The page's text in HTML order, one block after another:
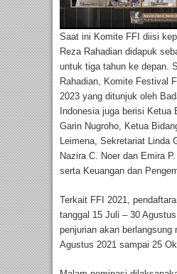
Saat ini Komite FFI diisi
Reza Rahadian didapuk
untuk tiga tahun ke depan.
Rahadian, Komite Festival
2023 yang ditunjuk oleh
Indonesia juga berisi Ketua
Garin Nugroho, Ketua
Leimena, Sekretariat Linda
Nazira C. Noer dan Emira
serta Keuangan dan
Terkait FFI 2021,
tanggal 15 Juli – 30
penjurian akan berlangsung
Agustus 2021 sampai 25